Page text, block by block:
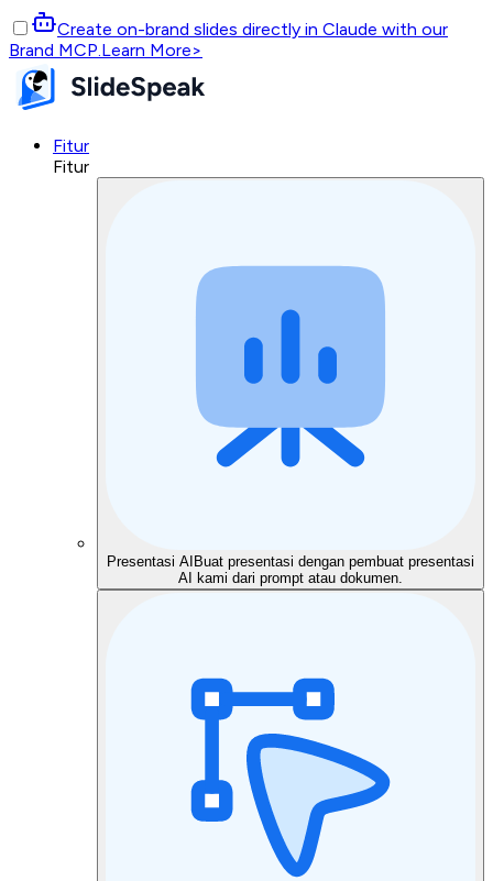
Create on-brand slides directly in Claude with our
Brand MCP.Learn More>
Fitur
Fitur
Presentasi AI Buat presentasi dengan pembuat presentasi
AI kami dari prompt atau dokumen.